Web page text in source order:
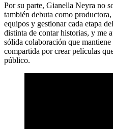
Por su parte, Gianella Neyra no
también debuta como
equipos y gestionar cada etapa
distinta de contar historias, y me
sólida colaboración que
compartida por crear películas
público.